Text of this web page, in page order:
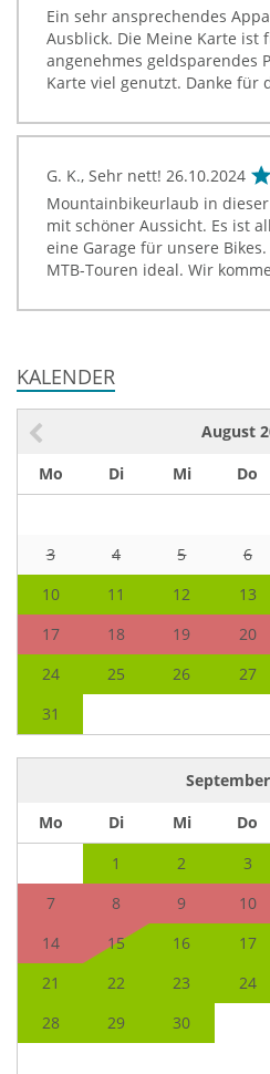
Ein sehr ansprechendes
Ausblick. Die Meine Karte ist
angenehmes geldsparendes
Karte viel genutzt. Danke für
G. K., Sehr nett! 26.10.2024
Mountainbikeurlaub in
mit schöner Aussicht. Es ist
eine Garage für unsere
MTB-Touren ideal. Wir
KALENDER
August
Mo
Di Mi Do
3
4 5 6
10
11 12 13
17
18 19 20
24
25 26 27
31
September
Mo
Di Mi Do
1
2 3
7
8 9 10
14
15 16 17
21
22 23 24
28
29 30